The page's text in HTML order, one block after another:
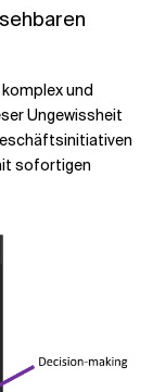
und
Ungewissheit
sofortigen